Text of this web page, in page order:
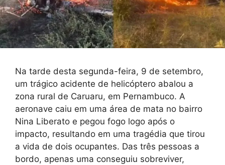
Na tarde desta segunda-feira, 9 de setembro,
um trágico acidente de helicóptero abalou a
zona rural de Caruaru, em Pernambuco. A
aeronave caiu em uma área de mata no bairro
Nina Liberato e pegou fogo logo após o
impacto, resultando em uma tragédia que tirou
a vida de dois ocupantes. Das três pessoas a
bordo, apenas uma conseguiu sobreviver,